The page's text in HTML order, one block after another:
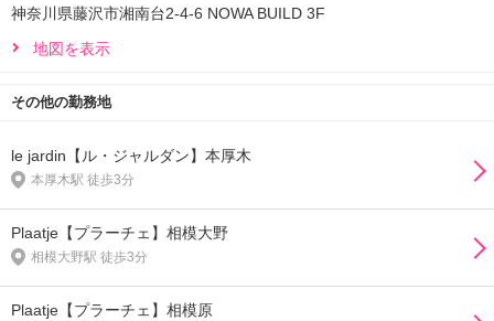
神奈川県藤沢市湘南台2-4-6 NOWA BUILD 3F
地図を表示
その他の勤務地
le jardin【ル・ジャルダン】本厚木
本厚木駅 徒歩3分
Plaatje【プラーチェ】相模大野
相模大野駅 徒歩3分
Plaatje【プラーチェ】相模原